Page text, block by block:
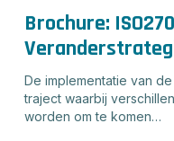
Brochure:
De implementatie van
traject waarbij
worden om te komen…